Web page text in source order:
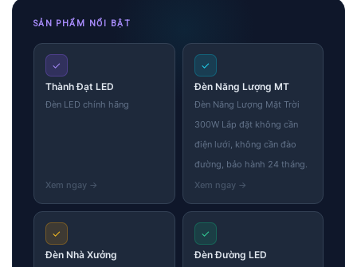
SẢN PHẨM NỔI BẬT
✓
Thành Đạt LED
Đèn LED chính hãng
✓
Đèn Năng Lượng MT
Đèn Năng Lượng Mặt Trời
300W Lắp đặt không cần
điện lưới, không cần đào
đường, bảo hành 24 tháng.
✓
Đèn Nhà Xưởng
✓
Đèn Đường LED